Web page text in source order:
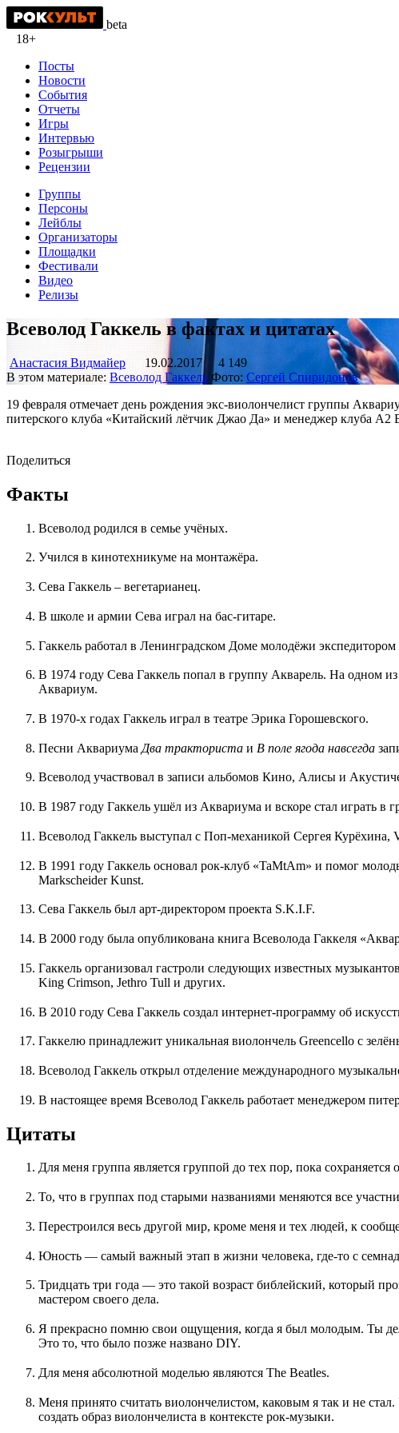
beta
18+
Посты
Новости
События
Отчеты
Игры
Интервью
Розыгрыши
Рецензии
Группы
Персоны
Лейблы
Организаторы
Площадки
Фестивали
Видео
Релизы
Всеволод Гаккель в фактах и цитатах
Анастасия Видмайер 19.02.2017
4 149
В этом материале: Всеволод Гаккель Фото: Сергей Спиридонов
19 февраля отмечает день рождения экс-виолончелист группы
питерского клуба «Китайский лётчик Джао Да» и менеджер клуба А2
Поделиться
Факты
Всеволод родился в семье учёных.
Учился в кинотехникуме на монтажёра.
Сева Гаккель – вегетарианец.
В школе и армии Сева играл на бас-гитаре.
Гаккель работал в Ленинградском Доме молодёжи экспедитором
В 1974 году Сева Гаккель попал в группу Акварель. На одном
Аквариум.
В 1970-х годах Гаккель играл в театре Эрика Горошевского.
Песни Аквариума Два тракториста и В поле ягода навсегда
Всеволод участвовал в записи альбомов Кино, Алисы и
В 1987 году Гаккель ушёл из Аквариума и вскоре стал играть в
Всеволод Гаккель выступал с Поп-механикой Сергея
В 1991 году Гаккель основал рок-клуб «TaMtAm» и помог
Markscheider Kunst.
Сева Гаккель был арт-директором проекта S.K.I.F.
В 2000 году была опубликована книга Всеволода Гаккеля
Гаккель организовал гастроли следующих известных
King Crimson, Jethro Tull и других.
В 2010 году Сева Гаккель создал интернет-программу об
Гаккелю принадлежит уникальная виолончель Greencello с
Всеволод Гаккель открыл отделение международного
В настоящее время Всеволод Гаккель работает менеджером
Цитаты
Для меня группа является группой до тех пор, пока
То, что в группах под старыми названиями меняются все
Перестроился весь другой мир, кроме меня и тех людей, к
Юность — самый важный этап в жизни человека, где-то с
Тридцать три года — это такой возраст библейский, который
мастером своего дела.
Я прекрасно помню свои ощущения, когда я был молодым. Ты
Это то, что было позже названо DIY.
Для меня абсолютной моделью являются The Beatles.
Меня принято считать виолончелистом, каковым я так и не
создать образ виолончелиста в контексте рок-музыки.